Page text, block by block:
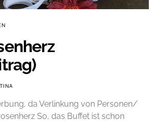
TINA
da Verlinkung von Personen/
So, das Buffet ist schon